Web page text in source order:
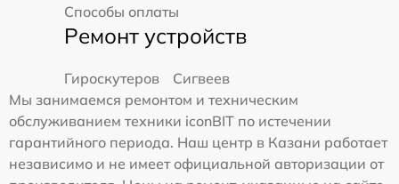
Способы оплаты
Ремонт устройств
Гироскутеров
Сигвеев
Мы занимаемся ремонтом и техническим
обслуживанием техники iconBIT по истечении
гарантийного периода. Наш центр в Казани работает
независимо и не имеет официальной авторизации от